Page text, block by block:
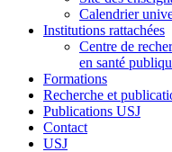
Calendrier
Institutions rattachées
Centre de
en santé
Formations
Recherche et
Publications USJ
Contact
USJ